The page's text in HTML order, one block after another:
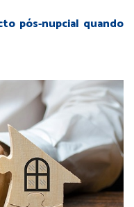
pós-nupcial quando